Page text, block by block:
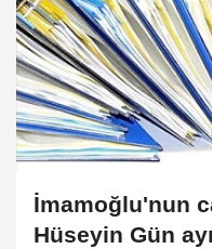
İmamoğlu'nun
Hüseyin Gün